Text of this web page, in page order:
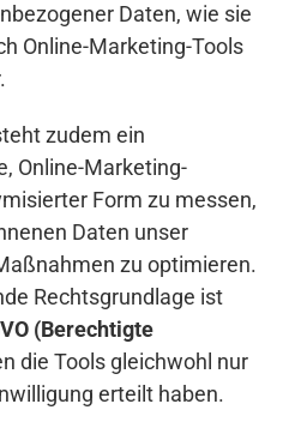
Daten, wie sie
Online-Marketing-Tools
zudem ein
Online-Marketing-
Form zu messen,
Daten unser
zu optimieren.
Rechtsgrundlage ist
(Berechtigte
die Tools gleichwohl nur
erteilt haben.